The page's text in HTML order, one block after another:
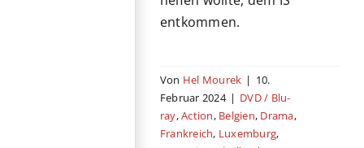
entkommen.
Von Hel Mourek | 10.
Februar 2024 | DVD / Blu-
ray,Action, Belgien, Drama,
Frankreich, Luxemburg,